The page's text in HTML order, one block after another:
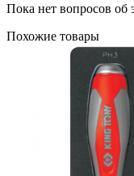
Пока нет вопросов об
Похожие товары